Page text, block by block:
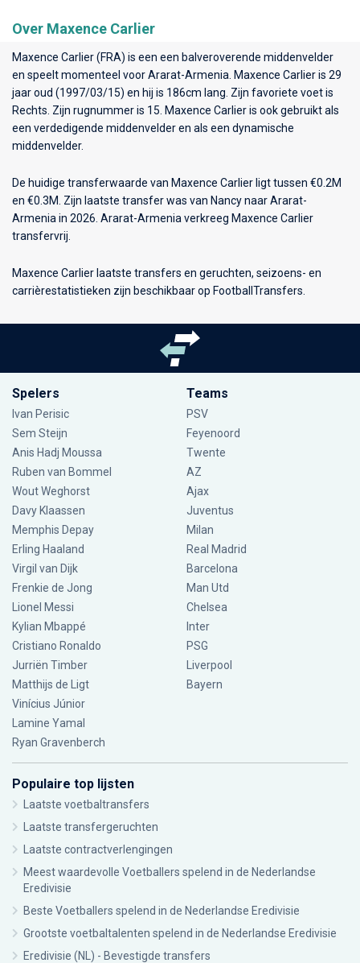
Over Maxence Carlier
Maxence Carlier (FRA) is een een balveroverende middenvelder
en speelt momenteel voorArarat-Armenia . Maxence Carlier is 29
jaar oud (1997/03/15) en hij is 186cm lang. Zijn favoriete voet is
Rechts. Zijn rugnummer is 15. Maxence Carlier is ook gebruikt als
een verdedigende middenvelder en als een dynamische
middenvelder.
De huidige transferwaarde van Maxence Carlier ligt tussen €0.2M
en €0.3M. Zijn laatste transfer was van Nancy naar Ararat-
Armenia in 2026. Ararat-Armenia verkreeg Maxence Carlier
transfervrij.
Maxence Carlier laatste transfers en geruchten, seizoens- en
carrièrestatistieken zijn beschikbaar op FootballTransfers.
Spelers
Ivan Perisic
Sem Steijn
Anis Hadj Moussa
Ruben van Bommel
Wout Weghorst
Davy Klaassen
Memphis Depay
Erling Haaland
Virgil van Dijk
Frenkie de Jong
Lionel Messi
Kylian Mbappé
Cristiano Ronaldo
Jurriën Timber
Matthijs de Ligt
Vinícius Júnior
Lamine Yamal
Ryan Gravenberch
Teams
PSV
Feyenoord
Twente
AZ
Ajax
Juventus
Milan
Real Madrid
Barcelona
Man Utd
Chelsea
Inter
PSG
Liverpool
Bayern
Populaire top lijsten
Laatste voetbaltransfers
Laatste transfergeruchten
Laatste contractverlengingen
Meest waardevolle Voetballers spelend in de Nederlandse
Eredivisie
Beste Voetballers spelend in de Nederlandse Eredivisie
Grootste voetbaltalenten spelend in de Nederlandse Eredivisie
Eredivisie (NL) - Bevestigde transfers